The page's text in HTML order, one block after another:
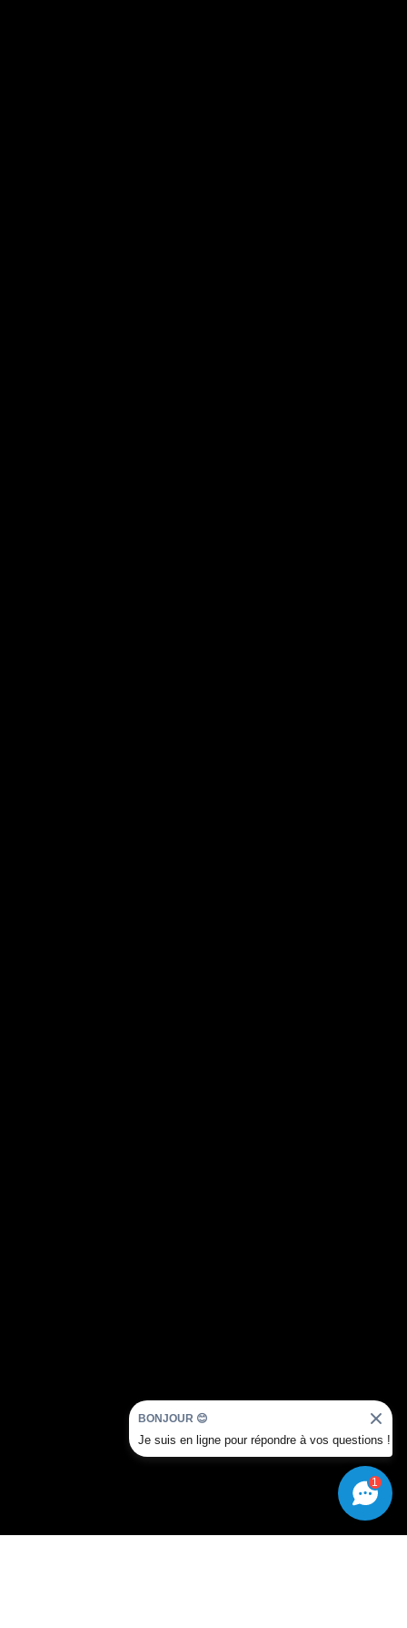
1
BONJOUR 😊
Je suis en ligne pour répondre à vos questions !